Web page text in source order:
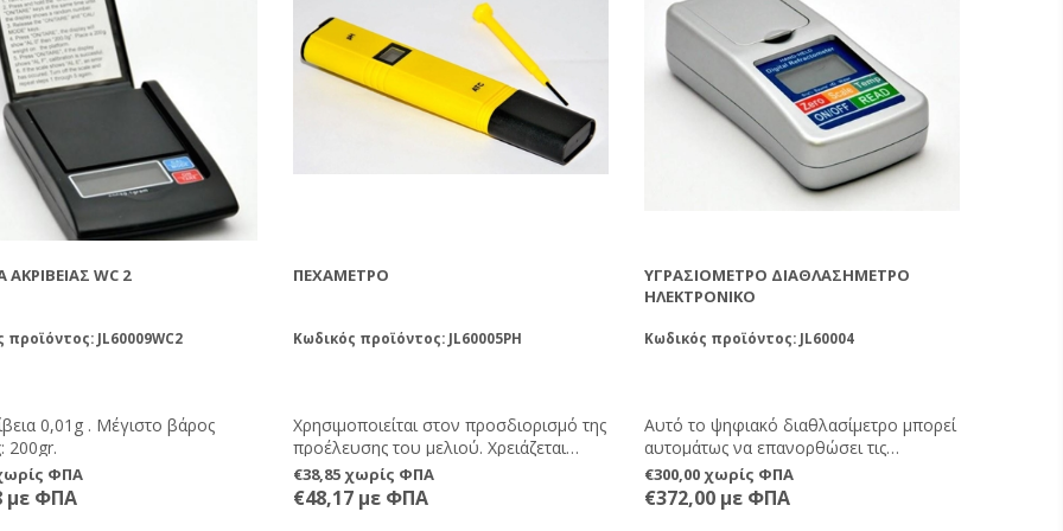
μετρήσετε τα άλατα στο νερό που πίνετε
ή στο νερό που ποτίζετε τα φυτά σας.
ΑΚΡΙΒΕΊΑΣ WC 2
προϊόντος: JL60009WC2
0,01g . Μέγιστο βάρος
200gr.
ΦΠΑ
με ΦΠΑ
ΠΕΧΆΜΕΤΡΟ
Κωδικός προϊόντος: JL60005PH
Χρησιμοποιείται στον προσδιορισμό της
προέλευσης του μελιού. Χρειάζεται
ειδικές γνώσεις για να το
χρησιμοποιήσετε και να αξιοποιήσετε
τις ενδείξεις. Στο πλαστικό δοχείο που
€38,85 χωρίς ΦΠΑ
€48,17 με ΦΠΑ
ΥΓΡΑΣΙΌΜΕΤΡΟ ΔΙΑΘΛΑΣΉΜΕΤΡΟ
ΗΛΕΚΤΡΟΝΙΚΌ
Κωδικός προϊόντος: JL60004
Αυτό το ψηφιακό διαθλασίμετρο μπορεί
αυτομάτως να επανορθώσει τις
διαφορές της θερμοκρασίας μέσα σε
κλίμακα 5°C σε 40°C. Συνίσταται να
τοποθετηθεί το εργαλείο και το υγρό
€300,00 χωρίς ΦΠΑ
€372,00 με ΦΠΑ